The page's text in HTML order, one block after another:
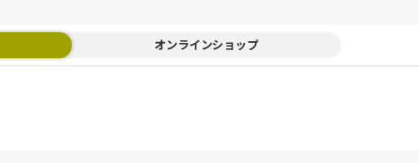
オンラインショップ